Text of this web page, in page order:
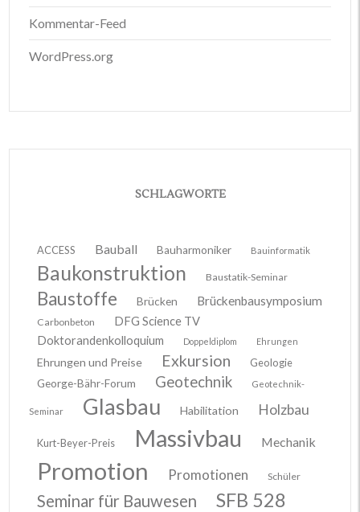
Kommentar-Feed
WordPress.org
SCHLAGWORTE
ACCESS Bauball Bauharmoniker Bauinformatik
Baukonstruktion Baustatik-Seminar
Baustoffe Brücken Brückenbausymposium
Carbonbeton
DFG Science TV
Doktorandenkolloquium
Doppeldiplom Ehrungen
Ehrungen und Preise Exkursion
Geologie
George-Bähr-Forum
Geotechnik Geotechnik-
Seminar Glasbau Habilitation Holzbau
Kurt-Beyer-Preis Massivbau Mechanik
Promotion Promotionen Schüler
Seminar für Bauwesen SFB 528